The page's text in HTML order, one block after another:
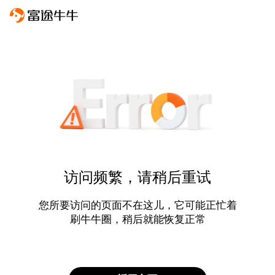
访问频繁，请稍后重试
您所要访问的页面不在这儿，它可能正忙着
刷牛牛圈，稍后就能恢复正常